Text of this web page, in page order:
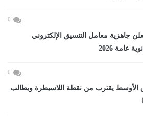
0
جاهزية معامل التنسيق الإلكتروني
عامة 2026
0
يقترب من نقطة اللاسيطرة ويطالب